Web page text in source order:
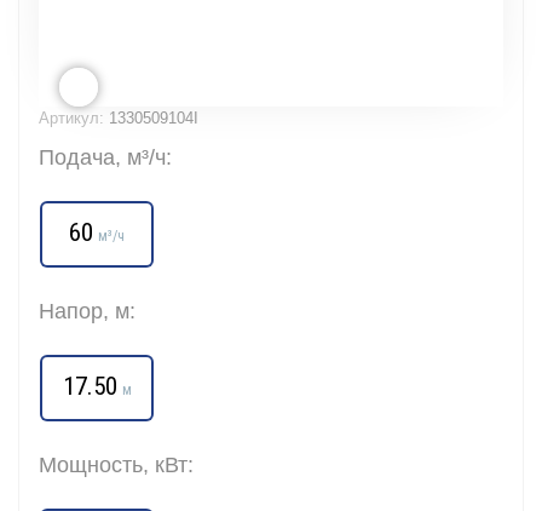
Артикул: 1330509104I
Подача, м³/ч:
60 м³/ч
Напор, м:
17.50 м
Мощность, кВт: